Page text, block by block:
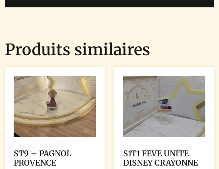
Produits similaires
ST9 – PAGNOL
PROVENCE
S1T1 FEVE UNITE
DISNEY CRAYONNE